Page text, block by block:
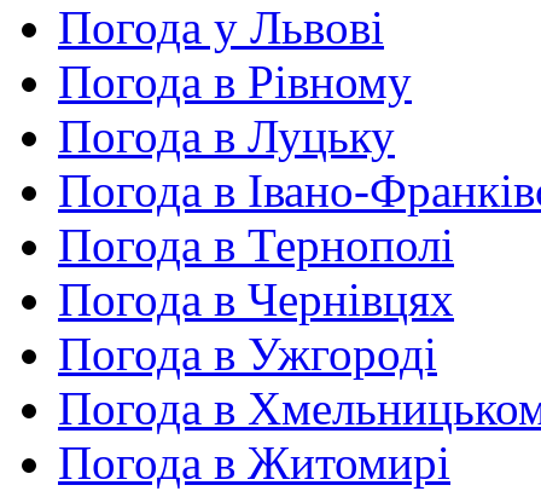
Погода у Львові
Погода в Рівному
Погода в Луцьку
Погода в Івано-
Погода в Тернополі
Погода в Чернівцях
Погода в Ужгороді
Погода в
Погода в Житомирі